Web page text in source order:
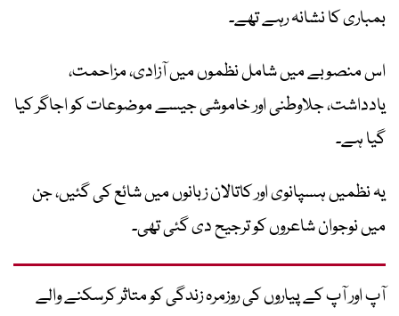
بمباری کا نشانہ رہے تھے۔
اس منصوبے میں شامل نظموں میں آزادی، مزاحمت،
یادداشت، جلاوطنی اور خاموشی جیسے موضوعات کو اجاگر کیا
گیا ہے۔
یہ نظمیں ہسپانوی اور کاتالان زبانوں میں شائع کی گئیں، جن
میں نوجوان شاعروں کو ترجیح دی گئی تھی۔
آپ اور آپ کے پیاروں کی روزمرہ زندگی کو متاثر کرسکنے والے